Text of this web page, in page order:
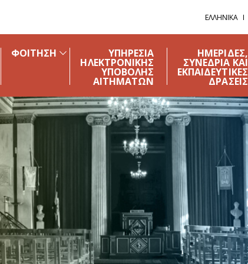
ΕΛΛΗΝΙΚΑ
ΦΟΙΤΗΣΗ ΥΠΗΡΕΣΙΑ
ΗΛΕΚΤΡΟΝΙΚΗΣ
ΥΠΟΒΟΛΗΣ
ΑΙΤΗΜΑΤΩΝ
ΗΜΕΡΙΔΕΣ,
ΣΥΝΕΔΡΙΑ ΚΑΙ
ΕΚΠΑΙΔΕΥΤΙΚΕΣ
ΔΡΑΣΕΙΣ